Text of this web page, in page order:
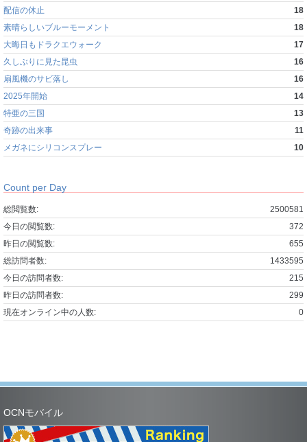
配信の休止
18
素晴らしいブルーモーメント
18
大晦日もドラクエウォーク
17
久しぶりに見た昆虫
16
扇風機のサビ落し
16
2025年開始
14
特亜の三国
13
奇跡の出来事
11
メガネにシリコンスプレー
10
Count per Day
2500581
総閲覧数:
372
今日の閲覧数:
655
昨日の閲覧数:
1433595
総訪問者数:
215
今日の訪問者数:
299
昨日の訪問者数:
0
現在オンライン中の人数:
OCNモバイル